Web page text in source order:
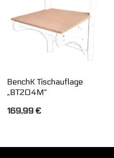
BenchK Tischauflage
„BT204M“
169,99 €